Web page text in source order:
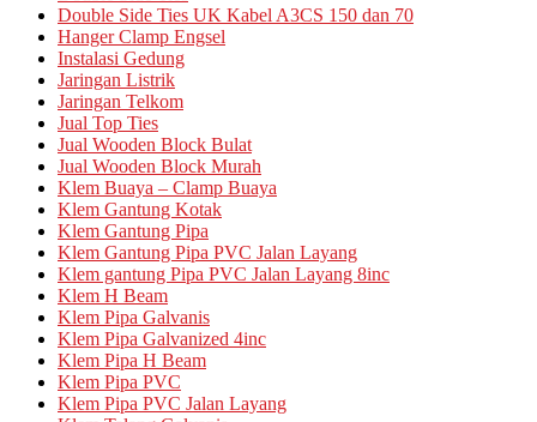
Double Side Ties UK Kabel A3CS 150 dan 70
Hanger Clamp Engsel
Instalasi Gedung
Jaringan Listrik
Jaringan Telkom
Jual Top Ties
Jual Wooden Block Bulat
Jual Wooden Block Murah
Klem Buaya – Clamp Buaya
Klem Gantung Kotak
Klem Gantung Pipa
Klem Gantung Pipa PVC Jalan Layang
Klem gantung Pipa PVC Jalan Layang 8inc
Klem H Beam
Klem Pipa Galvanis
Klem Pipa Galvanized 4inc
Klem Pipa H Beam
Klem Pipa PVC
Klem Pipa PVC Jalan Layang